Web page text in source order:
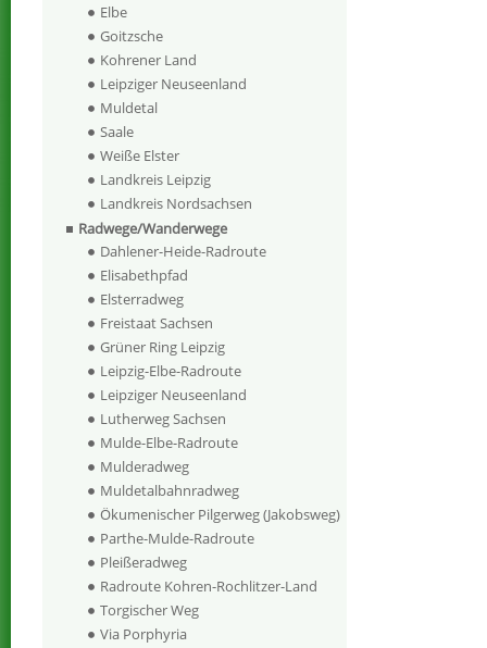
Elbe
Goitzsche
Kohrener Land
Leipziger Neuseenland
Muldetal
Saale
Weiße Elster
Landkreis Leipzig
Landkreis Nordsachsen
Radwege/Wanderwege
Dahlener-Heide-Radroute
Elisabethpfad
Elsterradweg
Freistaat Sachsen
Grüner Ring Leipzig
Leipzig-Elbe-Radroute
Leipziger Neuseenland
Lutherweg Sachsen
Mulde-Elbe-Radroute
Mulderadweg
Muldetalbahnradweg
Ökumenischer Pilgerweg (Jakobsweg)
Parthe-Mulde-Radroute
Pleißeradweg
Radroute Kohren-Rochlitzer-Land
Torgischer Weg
Via Porphyria